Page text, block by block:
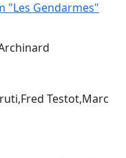
"Les Gendarmes"
Testot,Marc